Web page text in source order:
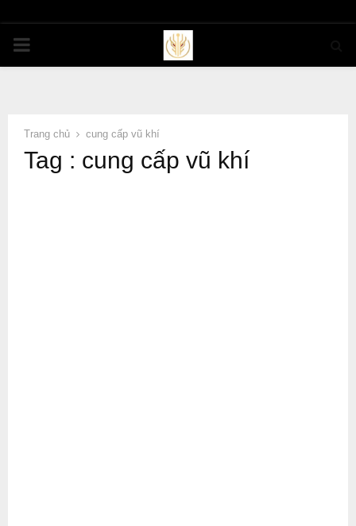
PRIMARY
Trang chủ cung cấp vũ khí
Tag : cung cấp vũ khí